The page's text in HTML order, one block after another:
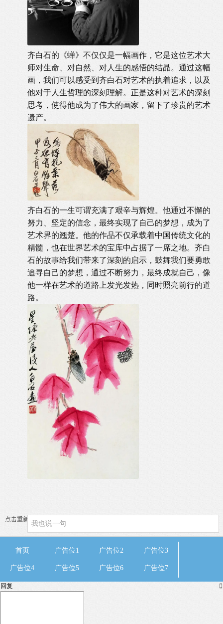
齐白石的《蝉》不仅仅是一幅画作，它是这位艺术大
师对生命、对自然、对人生的感悟的结晶。通过这幅
画，我们可以感受到齐白石对艺术的执着追求，以及
他对于人生哲理的深刻理解。正是这种对艺术的深刻
思考，使得他成为了伟大的画家，留下了珍贵的艺术
遗产。
齐白石的一生可谓充满了艰辛与辉煌。他通过不懈的
努力、坚定的信念，最终实现了自己的梦想，成为了
艺术界的翘楚。他的作品不仅承载着中国传统文化的
精髓，也在世界艺术的宝库中占据了一席之地。齐白
石的故事给我们带来了深刻的启示，鼓舞我们要勇敢
追寻自己的梦想，通过不断努力，最终成就自己，像
他一样在艺术的道路上发光发热，同时照亮前行的道
路。
点击重新加载
首页 广告位1 广告位2 广告位3
广告位4 广告位5 广告位6 广告位7

回复